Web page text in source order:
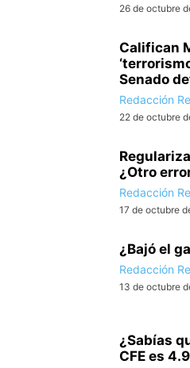
26 de octubre
Califican
Senado
Redacción
22 de octubre
¿Otro
Redacción
17 de octubre
¿Bajó el
Redacción
13 de octubre
¿Sabías
CFE es